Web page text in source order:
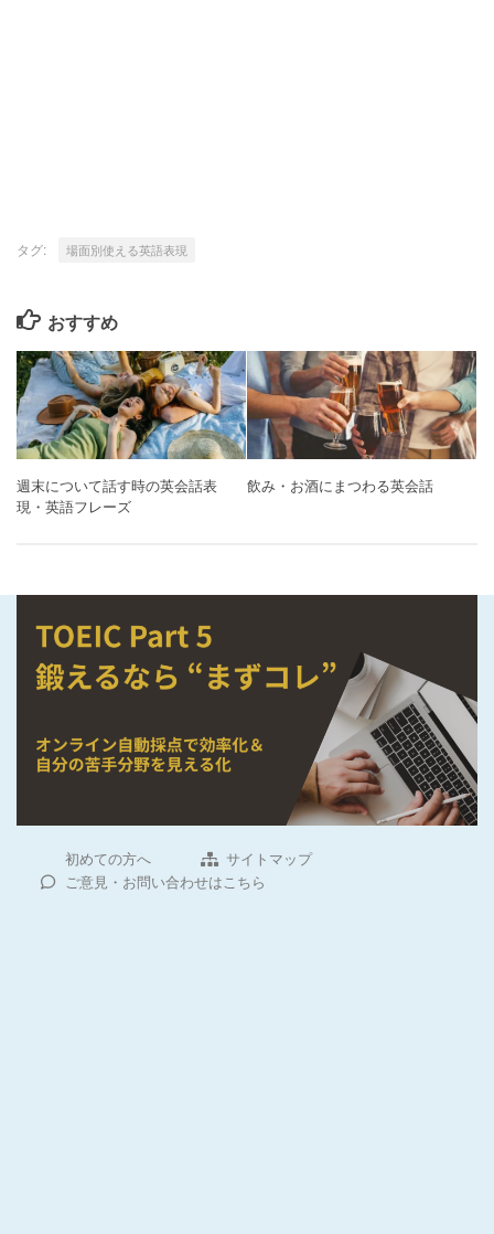
タグ: 場面別使える英語表現
おすすめ
週末について話す時の英会話表
現・英語フレーズ
飲み・お酒にまつわる英会話
初めての方へ
サイトマップ
ご意見・お問い合わせはこちら